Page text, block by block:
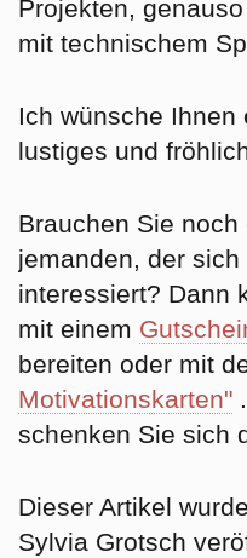
Projekten,
mit technischem
Ich wünsche Ihnen
lustiges und
Brauchen Sie noch
jemanden, der sich
interessiert? Dann
mit einem
bereiten oder mit
Motivationskarten"
schenken Sie sich
Dieser Artikel
Sylvia Grotsch